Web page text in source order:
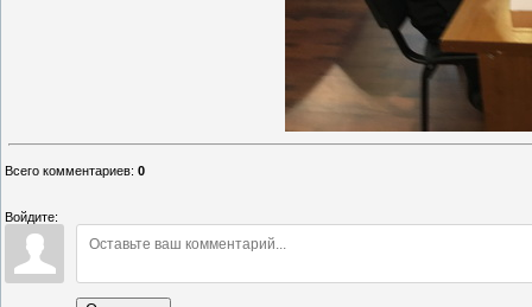
Всего комментариев: 0
Войдите: